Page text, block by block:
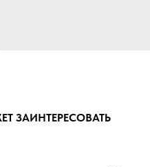
ЗАИНТЕРЕСОВАТЬ